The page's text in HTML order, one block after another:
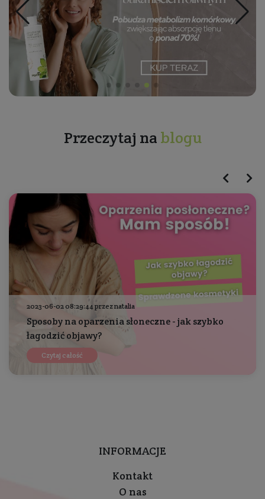
Przeczytaj na blogu
2023-06-02 08:29:44 przez natalia
Sposoby na oparzenia słoneczne - jak szybko
łagodzić objawy?
Czytaj całość
INFORMACJE
Kontakt
O nas